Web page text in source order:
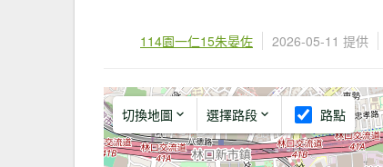
114園一仁15朱晏佐 2026-05-11 提供
切換地圖 選擇路段 路點